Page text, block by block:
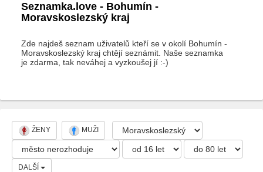
Seznamka.love - Bohumín -
Moravskoslezský kraj
Zde najdeš seznam uživatelů kteří se v okolí Bohumín -
Moravskoslezský kraj chtějí seznámit. Naše seznamka
je zdarma, tak neváhej a vyzkoušej jí :-)
ŽENY MUŽI
DALŠÍ